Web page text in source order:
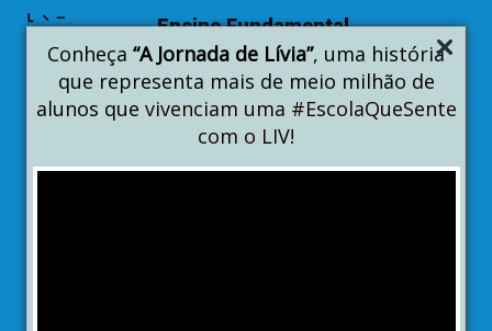
Conheça “A Jornada de Lívia”, uma história
que representa mais de meio milhão de
alunos que vivenciam uma #EscolaQueSente
com o LIV!
Ensino Fundamental
Anos Iniciais
1º ano